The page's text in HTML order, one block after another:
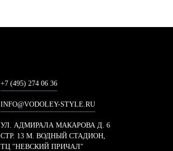
+7 (495) 274 06 36
INFO@VODOLEY-STYLE.RU
УЛ. АДМИРАЛА МАКАРОВА Д. 6
СТР. 13 М. ВОДНЫЙ СТАДИОН,
ТЦ "НЕВСКИЙ ПРИЧАЛ"